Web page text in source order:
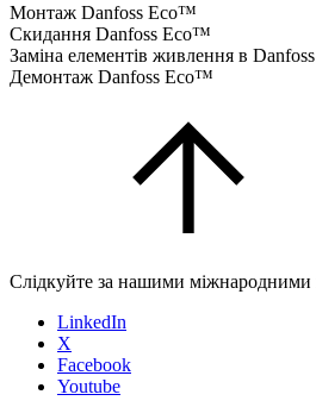
Монтаж Danfoss Eco™
Скидання Danfoss Eco™
Заміна елементів живлення в
Демонтаж Danfoss Eco™
Слідкуйте за нашими міжнародними
LinkedIn
X
Facebook
Youtube